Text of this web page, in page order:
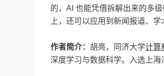
的，AI 也能凭借拆解出来的多
上，还可以应用到新闻报道、
作者简介： 胡亮，同济大学计算
深度学习与数据科学。入选上